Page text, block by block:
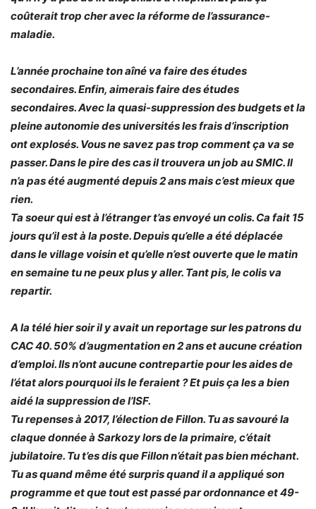
coûterait trop cher avec la réforme de l’assurance-
maladie.
L’année prochaine ton aîné va faire des études
secondaires. Enfin, aimerais faire des études
secondaires. Avec la quasi-suppression des budgets et la
pleine autonomie des universités les frais d’inscription
ont explosés. Vous ne savez pas trop comment ça va se
passer. Dans le pire des cas il trouvera un job au SMIC. Il
n’a pas été augmenté depuis 2 ans mais c’est mieux que
rien.
Ta soeur qui est à l’étranger t’as envoyé un colis. Ca fait 15
jours qu’il est à la poste. Depuis qu’elle a été déplacée
dans le village voisin et qu’elle n’est ouverte que le matin
en semaine tu ne peux plus y aller. Tant pis, le colis va
repartir.
A la télé hier soir il y avait un reportage sur les patrons du
CAC 40. 50% d’augmentation en 2 ans et aucune création
d’emploi. Ils n’ont aucune contrepartie pour les aides de
l’état alors pourquoi ils le feraient ? Et puis ça les a bien
aidé la suppression de l’ISF.
Tu repenses à 2017, l’élection de Fillon. Tu as savouré la
claque donnée à Sarkozy lors de la primaire, c’était
jubilatoire. Tu t’es dis que Fillon n’était pas bien méchant.
Tu as quand même été surpris quand il a appliqué son
programme et que tout est passé par ordonnance et 49-